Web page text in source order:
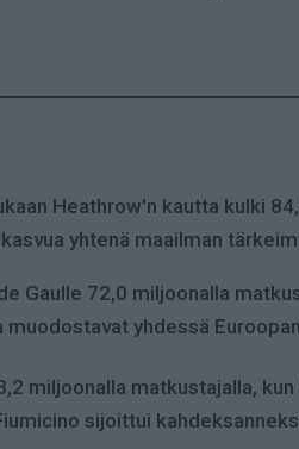
Heathrow'n kautta kulki
yhtenä maailman
Gaulle 72,0 miljoonalla
yhdessä
miljoonalla matkustajalla,
sijoittui